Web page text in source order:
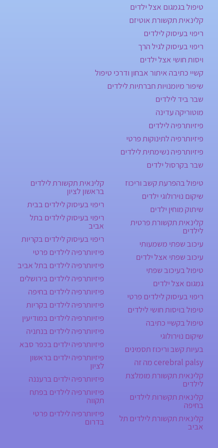
טיפול בגמגום אצל ילדים
קלינאית תקשורת אוטיזם
ריפוי בעיסוק לילדים
ריפוי בעיסוק לגיל הרך
ויסות חושי אצל ילדים
קשיי כתיבה איתור אבחון ודרכי טיפול
שיפור מיומנויות חברתיות לילדים
שבר ביד לילדים
מוטוריקה עדינה
פיזיותרפיה לילדים
פיזיותרפיה לתינוקות פרטי
פיזיותרפיה נשימתית לילדים
שבר בקרסול ילדים
טיפול בהפרעת קשב וריכוז
שיקום נוירולוגי ילדים
שיתוק מוחין ילדים
קלינאית תקשורת פרטית
לילדים
עיכוב שפתי משמעותי
עיכוב שפתי אצל ילדים
טיפול בעיכוב שפתי
גמגום אצל ילדים
ריפוי בעיסוק לילדים פרטי
טיפול בויסות חושי לילדים
טיפול בקשיי כתיבה
שיקום נוירולוגי
בעיות קשב וריכוז תסמינים
cerebral palsy מה זה
קלינאית תקשורת מומלצת
לילדים
קלינאית תקשרות לילדים
בחיפה
קלינאית תקשורת לילדים תל
אביב
קלינאית תקשורת לילדים
בראשון לציון
ריפוי בעיסוק לילדים בבית
ריפוי בעיסוק לילדים בתל
אביב
ריפוי בעיסוק לילדים בקריות
פיזיותרפיה לילדים פרטי
פיזיותרפיה לילדים בתל אביב
פיזיותרפיה לילדים בירושלים
פיזיותרפיה לילדים בחיפה
פיזיותרפיה לילדים בקריות
פיזיותרפיה לילדים במודיעין
פיזיותרפיה לילדים בנתניה
פיזיותרפיה ילדים בכפר סבא
פיזיותרפיה ילדים בראשון
לציון
פיזיותרפיה ילדים ברעננה
פיזיותרפיה לילדים בפתח
תקווה
פיזיותרפיה לילדים פרטי
בדרום